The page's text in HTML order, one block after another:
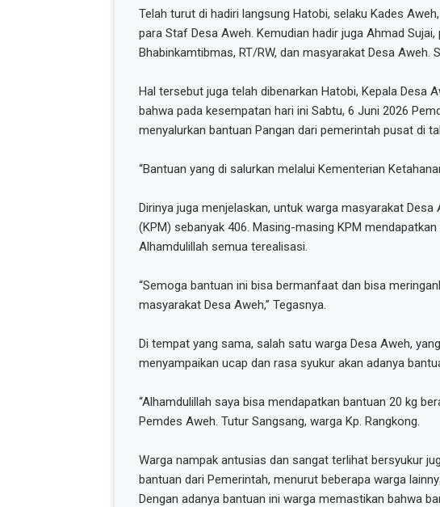
Telah turut di hadiri langsung Hatobi, selaku Kades
para Staf Desa Aweh. Kemudian hadir juga Ahmad
Bhabinkamtibmas, RT/RW, dan masyarakat Desa Aweh.
Hal tersebut juga telah dibenarkan Hatobi, Kepala Desa
bahwa pada kesempatan hari ini Sabtu, 6 Juni 2026
menyalurkan bantuan Pangan dari pemerintah pusat di
“Bantuan yang di salurkan melalui Kementerian
Dirinya juga menjelaskan, untuk warga masyarakat
(KPM) sebanyak 406. Masing-masing KPM
Alhamdulillah semua terealisasi.
“Semoga bantuan ini bisa bermanfaat dan bisa
masyarakat Desa Aweh,” Tegasnya.
Di tempat yang sama, salah satu warga Desa Aweh,
menyampaikan ucap dan rasa syukur akan adanya
“Alhamdulillah saya bisa mendapatkan bantuan 20 kg
Pemdes Aweh. Tutur Sangsang, warga Kp. Rangkong.
Warga nampak antusias dan sangat terlihat bersyukur
bantuan dari Pemerintah, menurut beberapa warga
Dengan adanya bantuan ini warga memastikan bahwa